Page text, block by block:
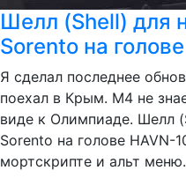
Шелл (Shell) для
Sorento на
Я сделал последнее
поехал в Крым. М4 не
виде к Олимпиаде. Шелл
Sorento на голове HAVN-
мортскрипте и альт меню.